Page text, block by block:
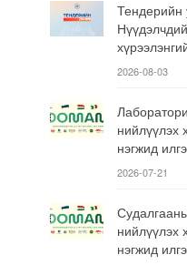
2026-08-03
нийлүүлэх
нэгжид
2026-07-21
нийлүүлэх
нэгжид